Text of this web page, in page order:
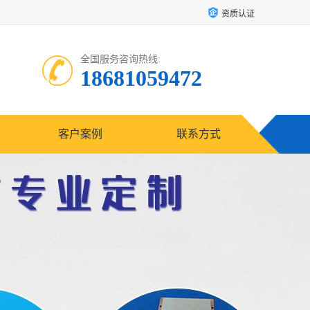
资质认证
全国服务咨询热线:
18681059472
客户案例 联系方式